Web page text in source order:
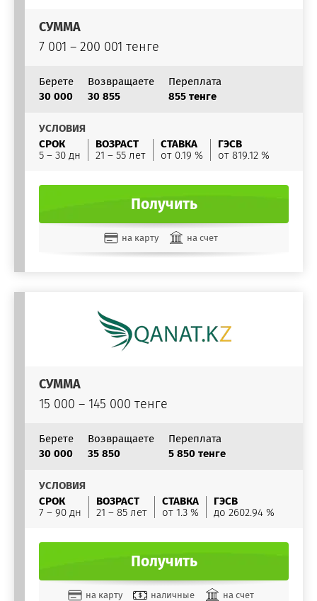
СУММА
7 001 – 200 001 тенге
Берете
30 000
Возвращаете
30 855
Переплата
855 тенге
УСЛОВИЯ
СРОК
5 – 30 дн
ВОЗРАСТ
21 – 55 лет
СТАВКА
от 0.19 %
ГЭСВ
от 819.12 %
Получить
на карту на счет
СУММА
15 000 – 145 000 тенге
Берете
30 000
Возвращаете
35 850
Переплата
5 850 тенге
УСЛОВИЯ
СРОК
7 – 90 дн
ВОЗРАСТ
21 – 85 лет
СТАВКА
от 1.3 %
ГЭСВ
до 2602.94 %
Получить
на карту наличные на счет